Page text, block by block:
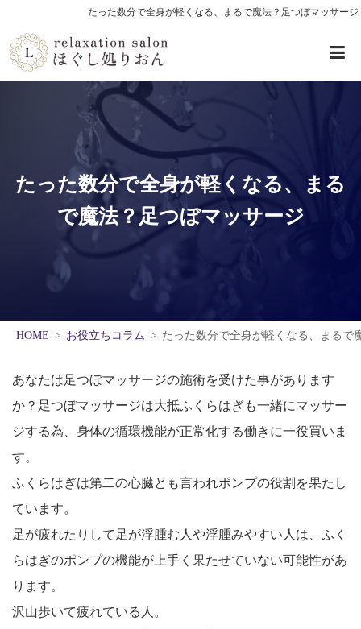
たった数分で全身が軽くなる、まるで魔法？足つぼマッサージ
たった数分で全身が軽くなる、まる
で魔法？足つぼマッサージ
HOME お役立ちコラム たった数分で全身が軽くなる、まるで
あなたは足つぼマッサージの施術を受けた事があります
か？足つぼマッサージは大抵ふくらはぎも一緒にマッサー
ジする為、身体の循環機能が正常化する働きに一役買いま
す。
ふくらはぎは第二の心臓とも言われポンプの役割を果たし
ています。
足が疲れたりして足が浮腫む人や浮腫みやすい人は、ふく
らはぎのポンプの機能が上手く果たせていない可能性があ
ります。
沢山歩いて疲れている人。